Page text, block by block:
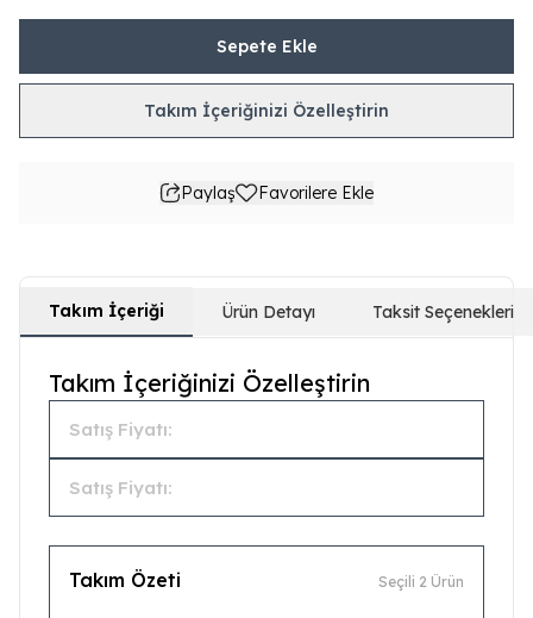
Sepete Ekle
Takım İçeriğinizi Özelleştirin
Paylaş Favorilere Ekle
Takım İçeriği Ürün Detayı Taksit Seçenekleri
Takım İçeriğinizi Özelleştirin
Satış Fiyatı:
Satış Fiyatı:
Takım Özeti Seçili 2 Ürün